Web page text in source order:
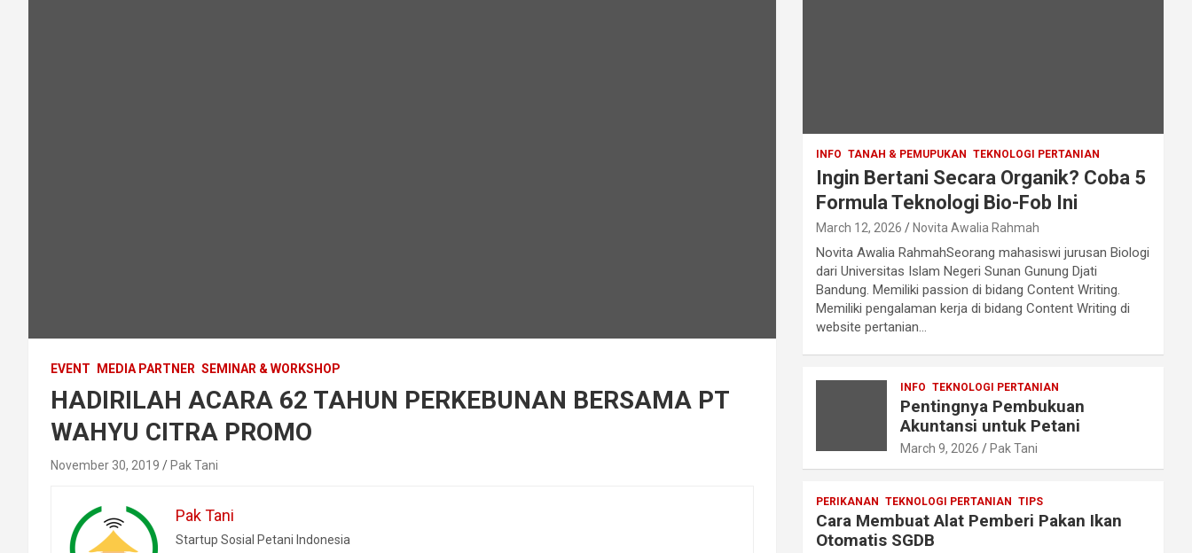
EVENT MEDIA PARTNER SEMINAR & WORKSHOP
HADIRILAH ACARA 62 TAHUN PERKEBUNAN BERSAMA PT
WAHYU CITRA PROMO
November 30, 2019 Pak Tani
Pak Tani
Startup Sosial Petani Indonesia
INFO TANAH & PEMUPUKAN TEKNOLOGI PERTANIAN
Ingin Bertani Secara Organik? Coba 5
Formula Teknologi Bio-Fob Ini
March 12, 2026 Novita Awalia Rahmah
Novita Awalia RahmahSeorang mahasiswi jurusan Biologi
dari Universitas Islam Negeri Sunan Gunung Djati
Bandung. Memiliki passion di bidang Content Writing.
Memiliki pengalaman kerja di bidang Content Writing di
website pertanian…
INFO TEKNOLOGI PERTANIAN
Pentingnya Pembukuan
Akuntansi untuk Petani
March 9, 2026 Pak Tani
PERIKANAN TEKNOLOGI PERTANIAN TIPS
Cara Membuat Alat Pemberi Pakan Ikan
Otomatis SGDB